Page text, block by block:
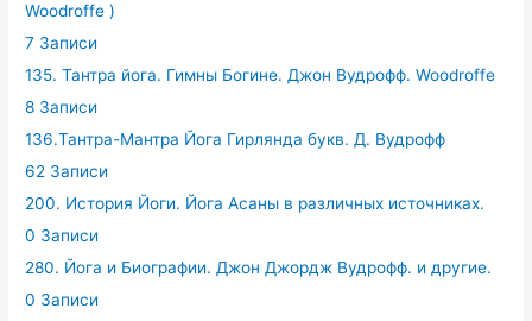
Woodroffe )
7 Записи
135. Тантра йога. Гимны Богине. Джон Вудрофф. Woodroffe
8 Записи
136.Тантра-Мантра Йога Гирлянда букв. Д. Вудрофф
62 Записи
200. История Йоги. Йога Асаны в различных источниках.
0 Записи
280. Йога и Биографии. Джон Джордж Вудрофф. и другие.
0 Записи